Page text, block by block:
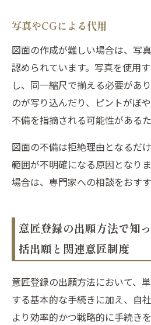
写真やCGによる代用
図面の作成が難しい場合は、写
認められています。写真を使用
し、同一縮尺で揃える必要があ
のが写り込んだり、ピントがぼ
不備を指摘される可能性がある
図面の不備は拒絶理由となるだ
範囲が不明確になる原因となり
場合は、専門家への相談をおすす
意匠登録の出願方法で知
括出願と関連意匠制度
意匠登録の出願方法において、
する基本的な手続きに加え、自
より効率的かつ戦略的に手続き